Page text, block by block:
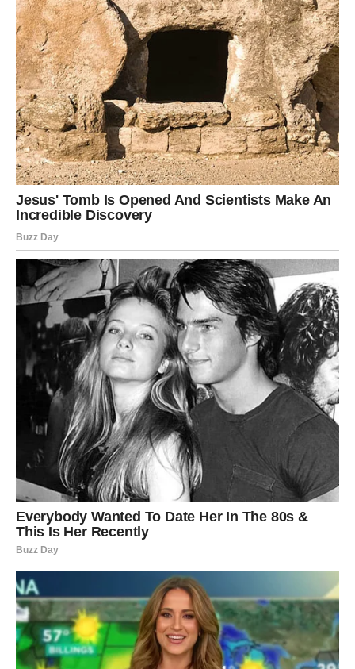
Gaga je ovim koncertom postavila nove standarde u muzičkoj
industriji. Njena sposobnost da spoji različite umetničke forme,
od muzike do plesa i pozorišta, pokazuje njenu kreativnost i
inovativnost. Ovaj performans neće biti samo još jedan
koncert; on će ostati zapamćen kaoodređeni trenutak u
vremenu, kada je muzika postala most između umetnice i
njene publike. Njene poruke o samoprihvatanju, ljubavi i borbi
protiv predrasuda i dalje odjekuju u srcima mnogih, dok se
njena umetnost sve više razvija i biva inspiracija za nove
generacije umetnika.
Uprkos konkurenciji i stalnim promenama u muzičkoj industriji,
Gaga kontinuirano dokazuje da je ona snaga koju treba
poštovati. Njena sposobnost da inspiriše i poveže ljude kroz
svoje umetničke vizije čini je jedinstvenom na sceni. Ovaj
koncert na Kopakabani bio je više od običnog muzičkog
događaja; bio je prekretnica koja će se dugo pamtiti, u kojoj su
se spojili umetnost, ljudskost i zajedništvo na nevjerojatan
Budućnost Lejdi Gage
Kako se svet muzike nastavlja razvijati, teško je predvideti šta
Lejdi Gaga planira u budućnosti. Iako su glasine o novim
projektima i eksperimentalnim soundovima uvek prisutne,
jasno je da će nastaviti da pomera granice i izaziva
konvencije. Njena posvećenost umetnosti i njenim fanovima
osigurava da će njena karijera ostati snažna i relevantna.
Sledeći koraci u njenoj karijeri sigurno će biti pod pažnjom
svih, a očekivanja su ogromna.
Na kraju, koncert na Kopakabani nije bio samo muzički